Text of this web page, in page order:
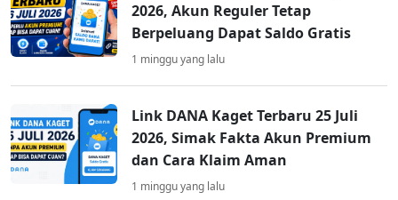
2026, Akun Reguler Tetap
Berpeluang Dapat Saldo Gratis
1 minggu yang lalu
Link DANA Kaget Terbaru 25 Juli
2026, Simak Fakta Akun Premium
dan Cara Klaim Aman
1 minggu yang lalu